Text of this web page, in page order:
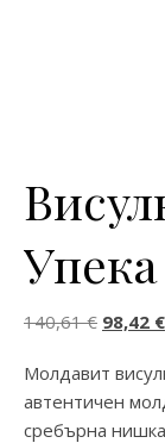
Упека
140,61€ 98,42 €
Молдавит
автентичен
сребърна